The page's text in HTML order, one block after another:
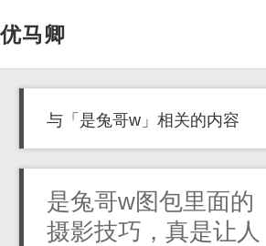
优马卿
与「是兔哥w」相关的内容
是兔哥w图包里面的
摄影技巧，真是让人